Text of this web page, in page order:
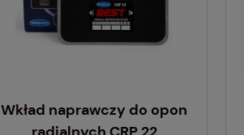
Wkład naprawczy do opon